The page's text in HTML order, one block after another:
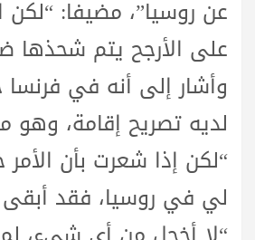
عن روسيا”، مضيفا: “لكن
على الأرجح يتم شحذها
وأشار إلى أنه في فرنسا
لديه تصريح إقامة، وهو
“لكن إذا شعرت بأن الأمر
لي في روسيا، فقد أبقى